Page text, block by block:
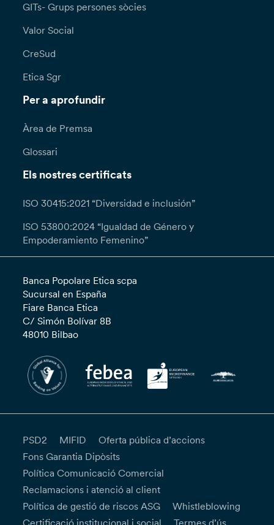
GITs- Grups persones sòcies
Valor Social
CreSud
Etica Sgr
Per a aprofundir
Àrea de Premsa
Glossari
Els nostres certificats
ISO 30415:2021 “Diversidad e inclusión”
ISO 53800:2024 “Igualdad de Género y
Empoderamiento Femenino”
Banca Popolare Etica scpa
Sucursal en España
Fiare Banca Etica
C/ Simón Bolívar 8B
48010 Bilbao
PSD2 MIFID
Oferta pública d’accions
Fons Garantia Dipòsits
Política Comunicació Comercial
Reclamacions i atenció al client
Política de gestió de riscos ASG
Whistleblowing